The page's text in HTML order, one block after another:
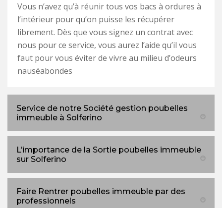
Vous n’avez qu’à réunir tous vos bacs à ordures à
l’intérieur pour qu’on puisse les récupérer
librement. Dès que vous signez un contrat avec
nous pour ce service, vous aurez l’aide qu’il vous
faut pour vous éviter de vivre au milieu d’odeurs
nauséabondes
Service de notre Société gestion poubelles
immeuble à Solferino
L’importance de la Sortie poubelles immeuble
sur Solferino
Faire Rentrer poubelles immeuble par des
professionnels